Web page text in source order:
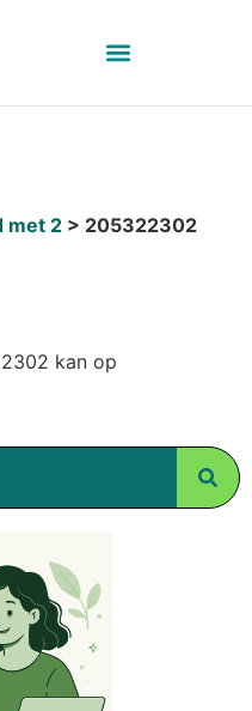
met 2
205322302
kan op